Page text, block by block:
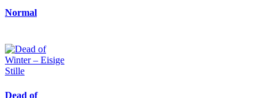
Normal
Dead of